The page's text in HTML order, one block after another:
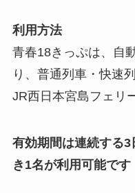
利用方法
青春18きっぷは、自
り、普通列車・快速
JR西日本宮島フェリ
有効期間は連続する
き1名が利用可能です